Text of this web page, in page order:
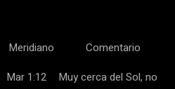
Meridiano
Comentario
Mar 1:12
Muy cerca del Sol, no